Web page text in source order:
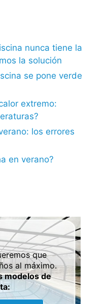
nunca tiene la
la solución
se pone verde
extremo:
los errores
en verano?
que
al máximo.
modelos de